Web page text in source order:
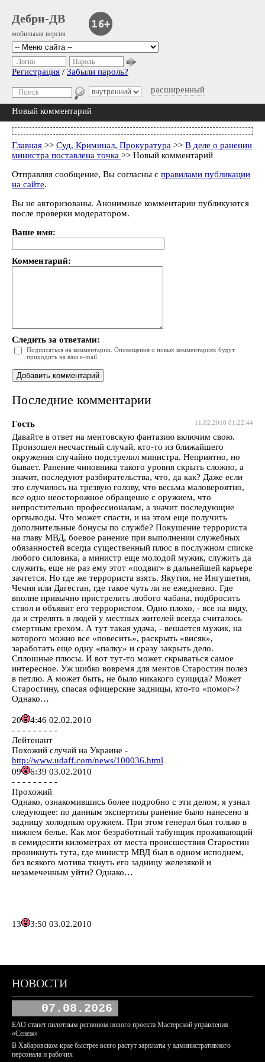
Дебри-ДВ
мобильная версия
расширенный
Логин Пароль
Регистрация / Забыли пароль?
Новый комментарий
Главная >> Суд, Криминал, Прокуратура >> В деле о ранении
министра поставлена точка >> Новый комментарий
Отправляя сообщение, Вы согласны с правилами публикации
на сайте.
Вы не авторизованы. Анонимные комментарии публикуются
после проверки модератором.
Ваше имя:
Комментарий:
Следить за ответами:
Подписаться на комментарии. Оповещения о новых комментариях будут
приходить на ваш e-mail.
Последние комментарии
11.02.2010 01:22:44
Гость
Давайте в ответ на ментовскую фантазию включим свою.
Произошел несчастный случай, кто-то из ближайшего
окружения случайно подстрелил министра. Неприятно, но
бывает. Ранение чиновника такого уровня скрыть сложно, а
значит, последуют разбирательства, что, да как? Даже если
это случилось на трезвую голову, что весьма маловероятно,
все одно неосторожное обращение с оружием, что
непростительно профессионалам, а значит последующие
оргвыводы. Что может спасти, и на этом еще получить
дополнительные бонусы по службе? Покушение террориста
на главу МВД, боевое ранение при выполнении служебных
обязанностей всегда существенный плюс в послужном списке
любого силовика, а министр еще молодой мужик, служить да
служить, еще не раз ему этот «подвиг» в дальнейшей карьере
зачтется. Но где же террориста взять. Якутия, не Ингушетия,
Чечня или Дагестан, где такое чуть ли не ежедневно. Где
вполне привычно пристрелить любого чабана, подбросить
ствол и объявит его террористом. Одно плохо, - все на виду,
да и стрелять в людей у местных жителей всегда считалось
смертным грехом. А тут такая удача, - вешается мужик, на
которого можно все «повесить», раскрыть «висяк»,
заработать еще одну «палку» и сразу закрыть дело.
Сплошные плюсы. И вот тут-то может скрываться самое
интересное. Уж шибко вовремя для ментов Старостин полез
в петлю. А может быть, не было никакого суицида? Может
Старостину, спасая офицерские задницы, кто-то «помог»?
Однако…
20
4:46 02.02.2010
- - - - - - - - -
Лейтенант
Похожий случай на Украине -
http://www.udaff.com/news/100036.html
09
6:39 03.02.2010
- - - - - - - - -
Прохожий
Однако, ознакомившись более подробно с эти делом, я узнал
следующее: по данным экспертизы ранение было нанесено в
задницу холодным оружием. При этом генерал был только в
нижнем белье. Как мог безработный табунщик проживающий
в семидесяти километрах от места происшествия Старостин
проникнуть тута, где министр МВД был в одном исподнем,
без всякого мотива ткнуть его задницу железякой и
незамеченным уйти? Однако…
13 3:50 03.02.2010
НОВОСТИ
07.08.2026
ЕАО станет пилотным регионом нового проекта Мастерской управления
«Сенеж»
В Хабаровском крае быстрее всего растут зарплаты у административного
персонала и рабочих